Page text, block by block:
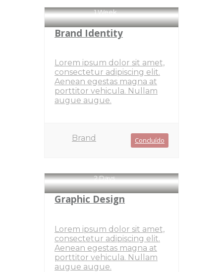
1 Week
Brand Identity
Lorem ipsum dolor sit amet,
consectetur adipiscing elit.
Aenean egestas magna at
porttitor vehicula. Nullam
augue augue.
Brand Concluído
2 Days
Graphic Design
Lorem ipsum dolor sit amet,
consectetur adipiscing elit.
Aenean egestas magna at
porttitor vehicula. Nullam
augue augue.